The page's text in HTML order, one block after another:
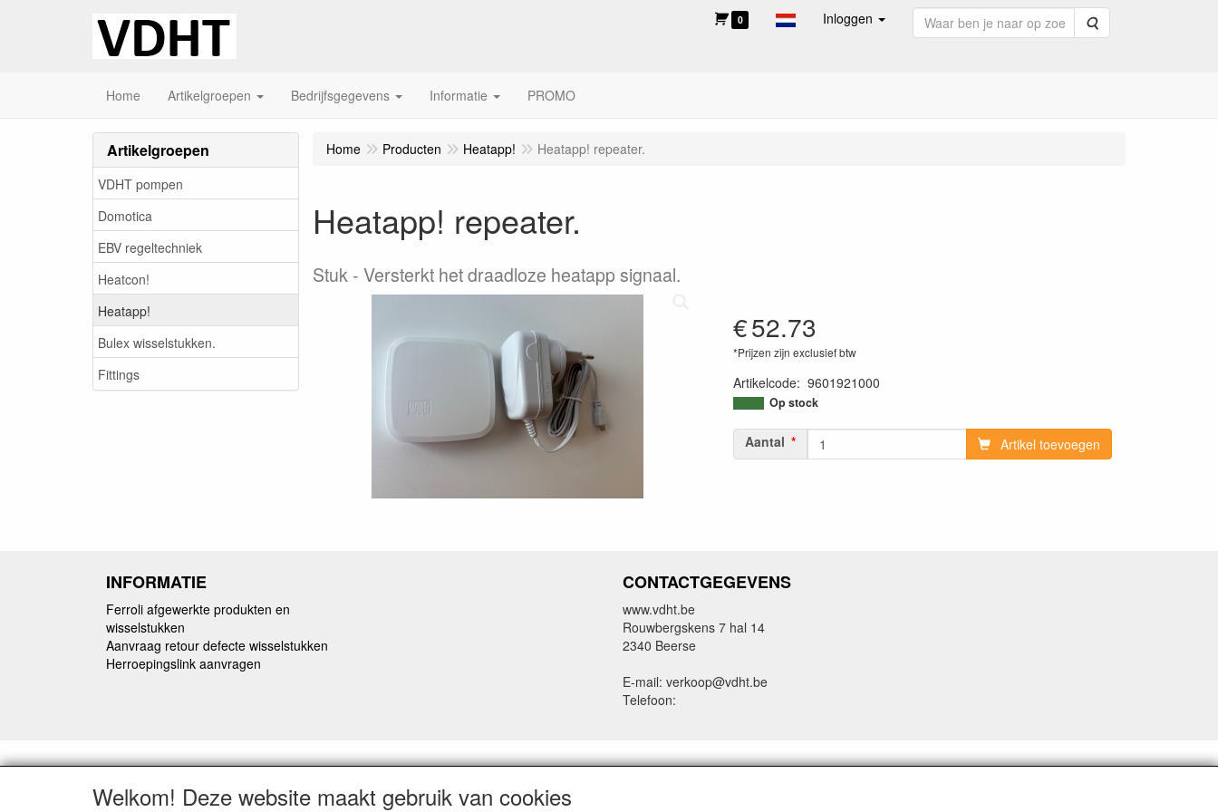
0 Inloggen Zoeken
Home Artikelgroepen Bedrijfsgegevens Informatie PROMO
Artikelgroepen
VDHT pompen
Domotica
EBV regeltechniek
Heatcon!
Heatapp!
Bulex wisselstukken.
Fittings
Home Producten Heatapp! Heatapp! repeater.
Heatapp! repeater.
Stuk Versterkt het draadloze heatapp signaal.
€52.73
*Prijzen zijn exclusief btw
Artikelcode: 9601921000
Op stock
Aantal Artikel toevoegen
INFORMATIE
Ferroli afgewerkte produkten en
wisselstukken
Aanvraag retour defecte wisselstukken
Herroepingslink aanvragen
CONTACTGEGEVENS
www.vdht.be
Rouwbergskens 7 hal 14
2340 Beerse
E-mail: verkoop@vdht.be
Telefoon:
Welkom! Deze website maakt gebruik van cookies